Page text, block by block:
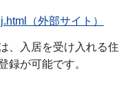
（外部サイト）
、入居を受け入れる住
録が可能です。